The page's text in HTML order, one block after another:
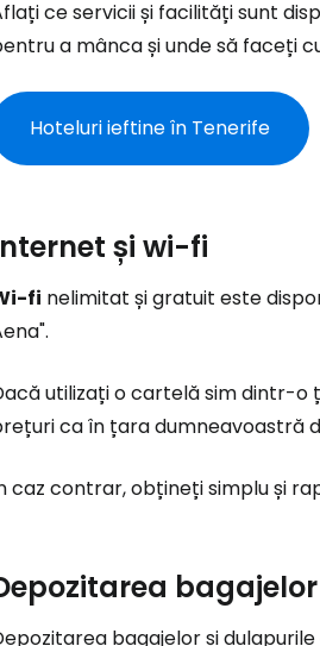
ce servicii și facilități sunt
a mânca și unde să faceți
Hoteluri ieftine în Tenerife
și wi-fi
fi nelimitat și gratuit este
utilizați o cartelă sim dintr-o
ca în țara dumneavoastră
caz contrar, obțineți simplu și
bagajelor
bagajelor și